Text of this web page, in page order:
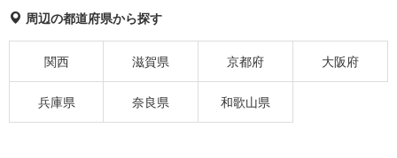
周辺の都道府県から探す
関西 滋賀県 京都府 大阪府
兵庫県 奈良県 和歌山県